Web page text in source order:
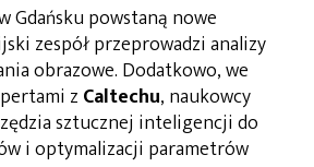
Gdańsku powstaną nowe
zespół przeprowadzi analizy
obrazowe. Dodatkowo, we
z Caltechu, naukowcy
sztucznej inteligencji do
i optymalizacji parametrów